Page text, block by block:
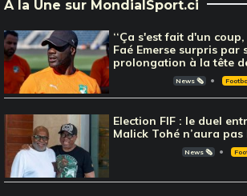
À la Une sur MondialSport.ci
‘‘Ça s'est fait d'un
Faé Emerse surpris par
prolongation à la tête
News 🗞️
Election FIF : le duel
Malick Tohé n’aura pas
News 🗞️